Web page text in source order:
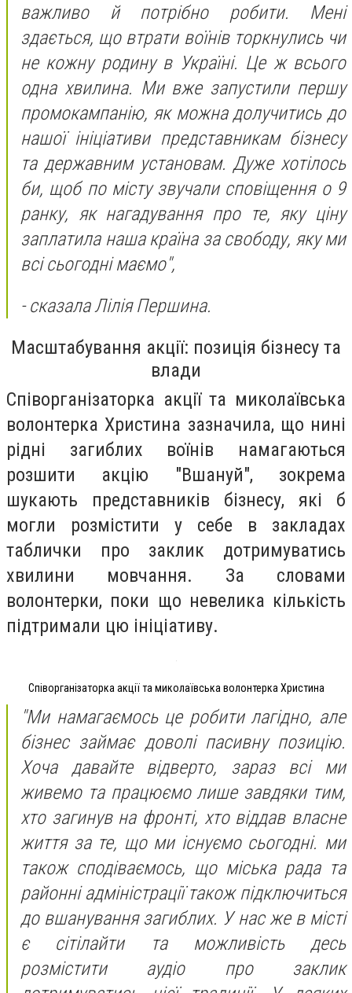
важливо й потрібно робити. Мені
здається, що втрати воїнів торкнулись чи
не кожну родину в Україні. Це ж всього
одна хвилина. Ми вже запустили першу
промокампанію, як можна долучитись до
нашої ініціативи представникам бізнесу
та державним установам. Дуже хотілось
би, щоб по місту звучали сповіщення о 9
ранку, як нагадування про те, яку ціну
заплатила наша країна за свободу, яку ми
всі сьогодні маємо",
- сказалаЛілія Першина.
Масштабування акції: позиція бізнесу та
влади
Співорганізаторка акції та миколаївська
волонтерка Христина зазначила, що нині
рідні загиблих воїнів намагаються
розшити акцію "Вшануй", зокрема
шукають представників бізнесу, які б
могли розмістити у себе в закладах
таблички про заклик дотримуватись
хвилини мовчання. За словами
волонтерки, поки що невелика кількість
підтримали цю ініціативу.
Співорганізаторка акції та миколаївська волонтерка Христина
"Ми намагаємось це робити лагідно, але
бізнес займає доволі пасивну позицію.
Хоча давайте відверто, зараз всі ми
живемо та працюємо лише завдяки тим,
хто загинув на фронті, хто віддав власне
життя за те, що ми існуємо сьогодні. ми
також сподіваємось, що міська рада та
районні адміністрації також підключиться
до вшанування загиблих. У нас же в місті
є сітілайти та можливість десь
розмістити аудіо про заклик